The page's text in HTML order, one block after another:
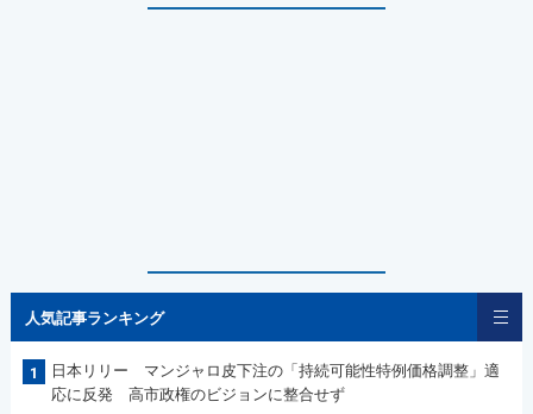
人気記事ランキング
1
日本リリー マンジャロ皮下注の「持続可能性特例価格調整」適
応に反発 高市政権のビジョンに整合せず